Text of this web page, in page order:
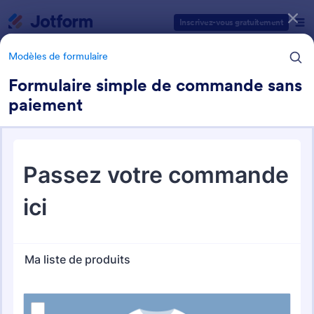
Inscrivez-vous gratuitement
Modèles de formulaire
Formulaire simple de commande sans
paiement
Formulaires de commande
Jotform offre 109 Formulaires de commande
Catégories des modèles de formulaires